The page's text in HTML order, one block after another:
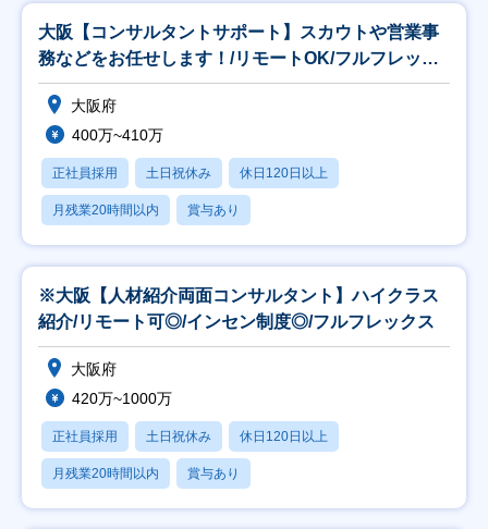
大阪【コンサルタントサポート】スカウトや営業事
務などをお任せします！/リモートOK/フルフレック
ス
大阪府
400万~410万
正社員採用 土日祝休み 休日120日以上
月残業20時間以内 賞与あり
※大阪【人材紹介両面コンサルタント】ハイクラス
紹介/リモート可◎/インセン制度◎/フルフレックス
大阪府
420万~1000万
正社員採用 土日祝休み 休日120日以上
月残業20時間以内 賞与あり